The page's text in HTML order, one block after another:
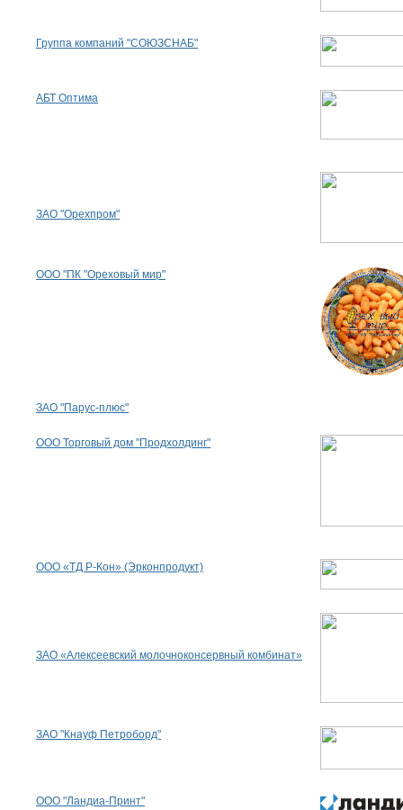
Группа компаний "СОЮЗСНАБ"
АБТ Оптима
ЗАО "Орехпром"
ООО "ПК "Ореховый мир"
ЗАО "Парус-плюс"
ООО Торговый дом "Продхолдинг"
ООО «ТД Р-Кон» (Эрконпродукт)
ЗАО «Алексеевский молочноконсервный комбинат»
ЗАО "Кнауф Петроборд"
ООО "Ландиа-Принт"